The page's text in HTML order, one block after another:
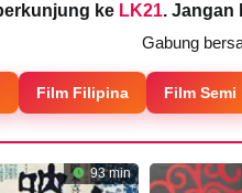
ke LK21. Jangan
Gabung
Film Filipina Film Semi
93 min